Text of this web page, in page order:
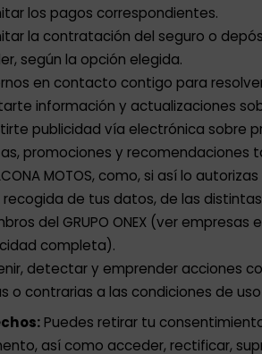
los pagos correspondientes.
la contratación del seguro o
según la opción elegida.
en contacto contigo para
información y actualizaciones
publicidad vía electrónica sobre
promociones y recomendaciones
MOTOS, como, si así lo
recogida de tus datos, de las
del GRUPO ONEX (ver empresas
completa).
detectar y emprender acciones
o contrarias a las condiciones de
Puedes retirar tu
así como acceder, rectificar,